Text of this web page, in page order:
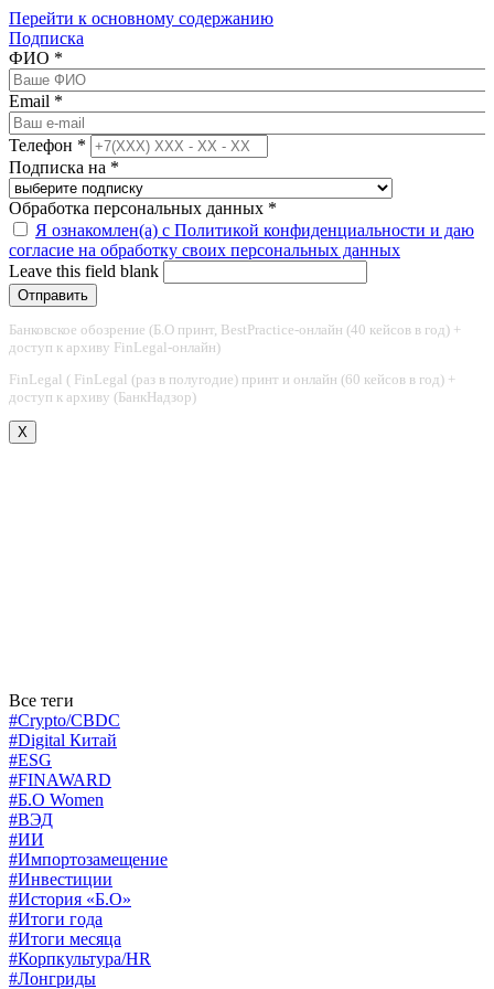
Перейти к основному содержанию
Подписка
ФИО *
Email *
Телефон *
Подписка на *
Обработка персональных данных *
Я ознакомлен(а) с Политикой конфиденциальности и даю
согласие на обработку своих персональных данных
Leave this field blank
Банковское обозрение (Б.О принт, BestPractice-онлайн (40 кейсов в год) +
доступ к архиву FinLegal-онлайн)
FinLegal ( FinLegal (раз в полугодие) принт и онлайн (60 кейсов в год) +
доступ к архиву (БанкНадзор)
X
Все теги
#Crypto/CBDC
#Digital Китай
#ESG
#FINAWARD
#Б.О Women
#ВЭД
#ИИ
#Импортозамещение
#Инвестиции
#История «Б.О»
#Итоги года
#Итоги месяца
#Корпкультура/HR
#Лонгриды